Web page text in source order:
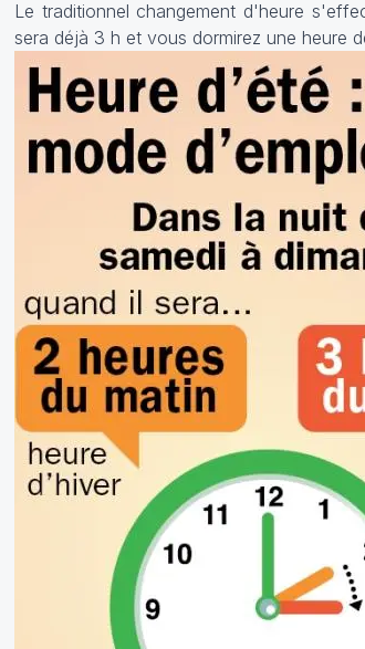
Le traditionnel changement d'heure
sera déjà 3 h et vous dormirez une heure